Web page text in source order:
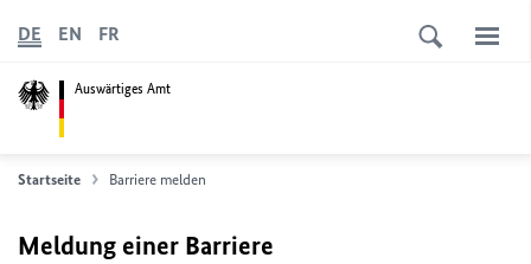
Auswärtiges Amt
DE EN FR
Startseite Barriere melden
Meldung einer Barriere